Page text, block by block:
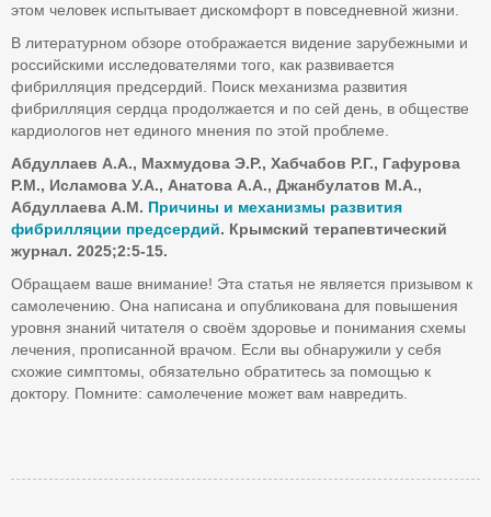
этом человек испытывает дискомфорт в повседневной жизни.
В литературном обзоре отображается видение зарубежными и
российскими исследователями того, как развивается
фибрилляция предсердий. Поиск механизма развития
фибрилляция сердца продолжается и по сей день, в обществе
кардиологов нет единого мнения по этой проблеме.
Абдуллаев А.А., Махмудова Э.Р., Хабчабов Р.Г., Гафурова
Р.М., Исламова У.А., Анатова А.А., Джанбулатов М.А.,
Абдуллаева А.М. Причины и механизмы развития
фибрилляции предсердий. Крымский терапевтический
журнал. 2025;2:5-15.
Обращаем ваше внимание! Эта статья не является призывом к
самолечению. Она написана и опубликована для повышения
уровня знаний читателя о своём здоровье и понимания схемы
лечения, прописанной врачом. Если вы обнаружили у себя
схожие симптомы, обязательно обратитесь за помощью к
доктору. Помните: самолечение может вам навредить.